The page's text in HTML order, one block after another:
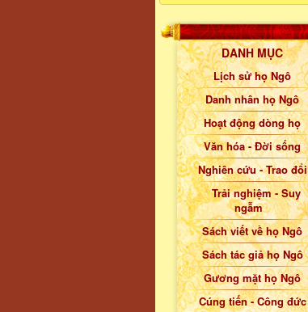
DANH MỤC
Lịch sử họ Ngô
Danh nhân họ Ngô
Hoạt động dòng họ
Văn hóa - Đời sống
Nghiên cứu - Trao đổi
Trải nghiệm - Suy
ngẫm
Sách viết về họ Ngô
Sách tác giả họ Ngô
Gương mặt họ Ngô
Cúng tiến - Công đức